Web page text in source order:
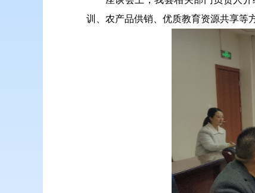
训、农产品供销、优质教育资源共享等